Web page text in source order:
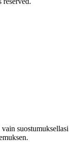
suostumuksellasi